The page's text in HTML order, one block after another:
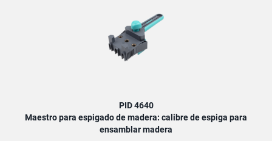
PID 4640
Maestro para espigado de madera: calibre de espiga para
ensamblar madera